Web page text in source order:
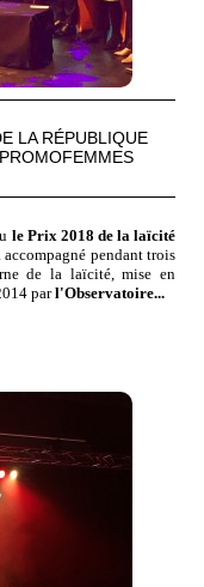
LA RÉPUBLIQUE
le Prix 2018 de la laïcité
pendant trois
de la laïcité, mise en
parl'Observatoire...